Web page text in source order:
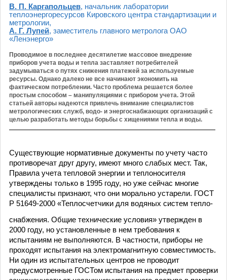
В. П. Каргапольцев, начальник лаборатории
теплоэнергоресурсов Кировского центра стандартизации и
метрологии,
А. Г. Лупей, заместитель главного метролога ОАО
«Ленэнерго»
Проводимое в последнее десятилетие массовое внедрение
приборов учета воды и тепла заставляет потребителей
задумываться о путях снижения платежей за используемые
ресурсы. Однако далеко не все начинают экономить на
фактическом потреблении. Часто проблема решается более
простым способом – манипуляциями с прибором учета. Этой
статьей авторы надеются привлечь внимание специалистов
метрологических служб, водо- и энергоснабжающих организаций с
целью разработать методы борьбы с хищениями тепла и воды.
Существующие нормативные документы по учету часто
противоречат друг другу, имеют много слабых мест. Так,
Правила учета тепловой энергии и теплоносителя
утверждены только в 1995 году, но уже сейчас многие
специалисты признают, что они морально устарели. ГОСТ
Р 51649-2000 «Теплосчетчики для водяных систем тепло-
снабжения. Общие технические условия» утвержден в
2000 году, но установленные в нем требования к
испытаниям не выполняются. В частности, приборы не
проходят испытания на электромагнитную совместимость.
Ни один из испытательных центров не проводит
предусмотренные ГОСТом испытания на предмет проверки